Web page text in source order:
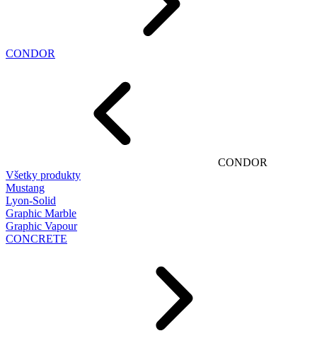
CONDOR
CONDOR
Všetky produkty
Mustang
Lyon-Solid
Graphic Marble
Graphic Vapour
CONCRETE